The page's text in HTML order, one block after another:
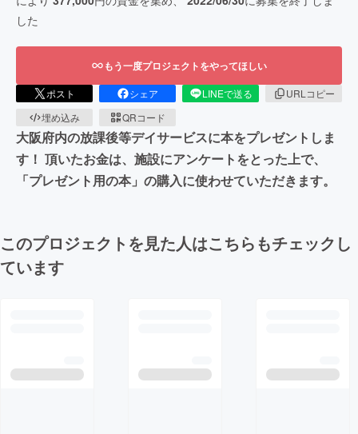
した
もう一度プロジェクトをやってほしい
ポスト シェア LINEで送る
URLコピー
埋め込み
QRコード
大阪府内の放課後等デイサービスに本をプレゼントしま
す！ 頂いたお金は、施設にアンケートをとった上で、
「プレゼント用の本」の購入に使わせていただきます。
このプロジェクトを見た人はこちらもチェックし
ています